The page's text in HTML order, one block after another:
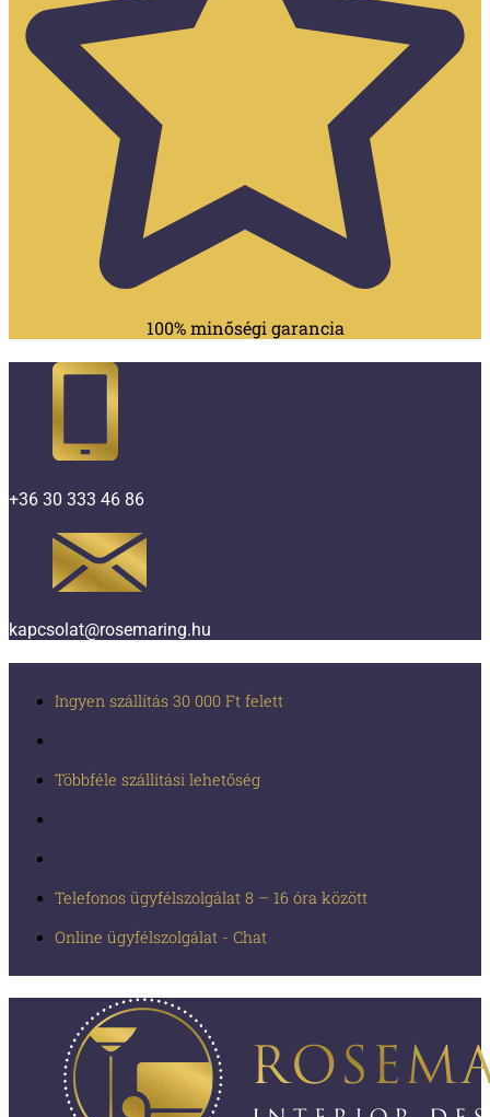
100% minőségi garancia
+36 30 333 46 86
kapcsolat@rosemaring.hu
Ingyen szállítás 30 000 Ft felett
Többféle szállítási lehetőség
Telefonos ügyfélszolgálat 8 – 16 óra között
Online ügyfélszolgálat - Chat